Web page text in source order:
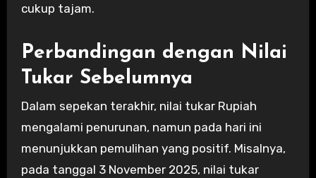
cukup tajam.
Perbandingan dengan Nilai
Tukar Sebelumnya
Dalam sepekan terakhir, nilai tukar Rupiah
mengalami penurunan, namun pada hari ini
menunjukkan pemulihan yang positif. Misalnya,
pada tanggal 3 November 2025, nilai tukar